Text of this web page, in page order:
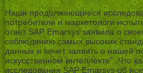
Наши продолжающиеся
потребители и маркетологи
ответ SAP Emarsys заявила о
соблюдению самых высоких
данных и хочет заявить о нашей
искусственном интеллекте”. Что
исследования SAP Emarsys об